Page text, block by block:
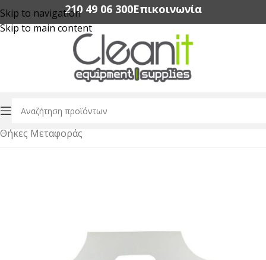
Skip to navigation
Skip to main content
210 49 06 300‬Επικοινωνία
Αρχική σελίδα/Αναλώσιμα Καφε & Ροφημάτων
Θήκες Μεταφοράς